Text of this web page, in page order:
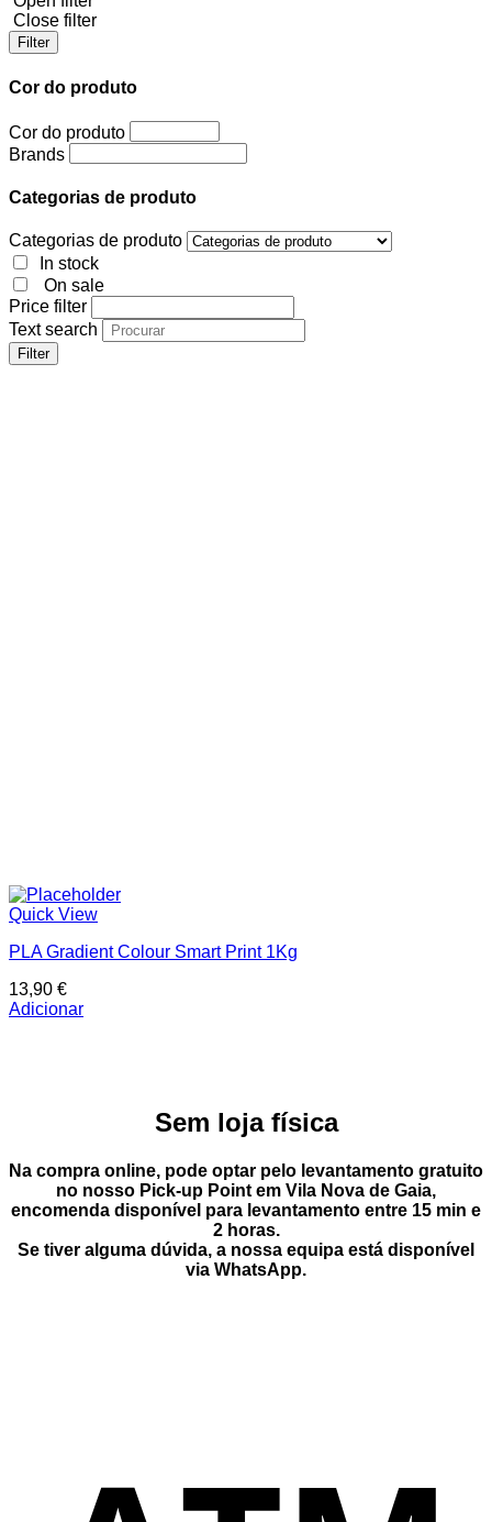
Close filter
Filter
Cor do produto
Cor do produto
Brands
Categorias de produto
Categorias de produto
In stock
On sale
Price filter
Text search
Filter
Quick View
PLA Gradient Colour Smart Print 1Kg
13,90 €
Adicionar
Sem loja física
Na compra online, pode optar pelo levantamento gratuito
no nosso Pick-up Point em Vila Nova de Gaia,
encomenda disponível para levantamento entre 15 min e
2 horas.
Se tiver alguma dúvida, a nossa equipa está disponível
via WhatsApp.